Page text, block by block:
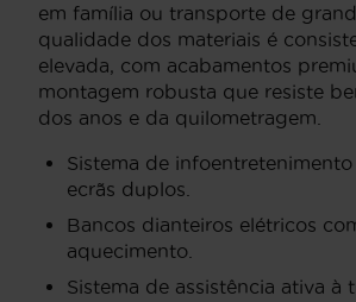
em família ou transporte de
qualidade dos materiais é
elevada, com acabamentos
montagem robusta que resiste
dos anos e da quilometragem.
Sistema de
ecrãs duplos.
Bancos dianteiros elétricos
aquecimento.
Sistema de assistência ativa à